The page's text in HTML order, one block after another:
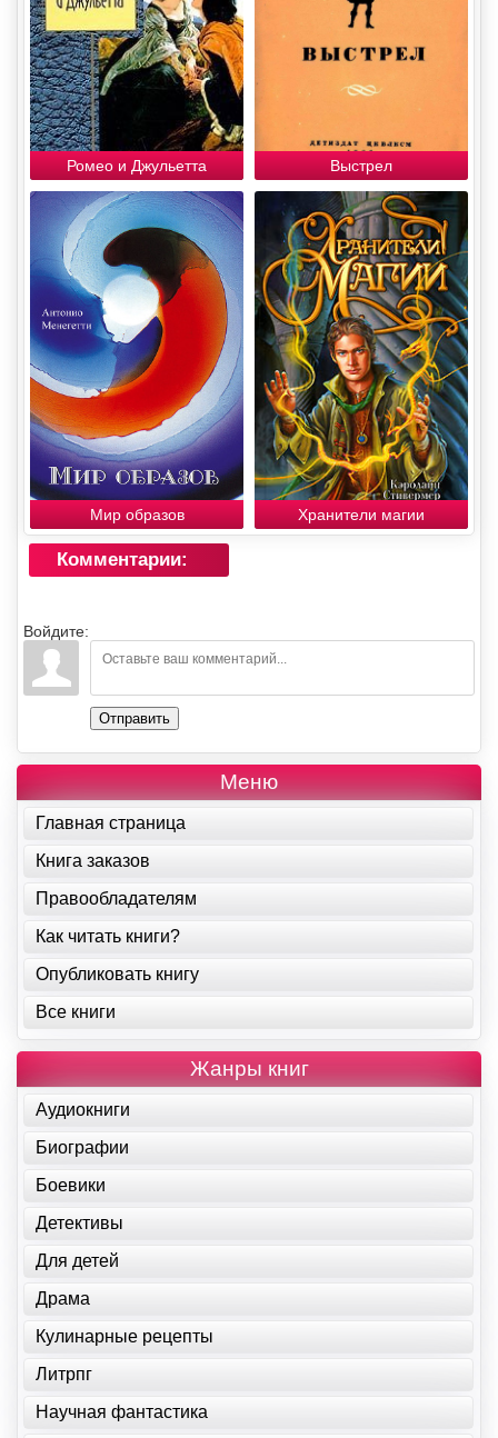
Ромео и Джульетта Выстрел
Мир образов Хранители магии
Комментарии:
Войдите:
Отправить
Меню
Главная страница
Книга заказов
Правообладателям
Как читать книги?
Опубликовать книгу
Все книги
Жанры книг
Аудиокниги
Биографии
Боевики
Детективы
Для детей
Драма
Кулинарные рецепты
Литрпг
Научная фантастика